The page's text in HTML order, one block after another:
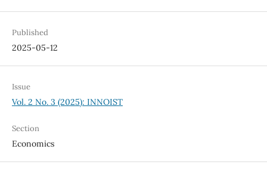
Published
2025-05-12
Issue
Vol. 2 No. 3 (2025): INNOIST
Section
Economics